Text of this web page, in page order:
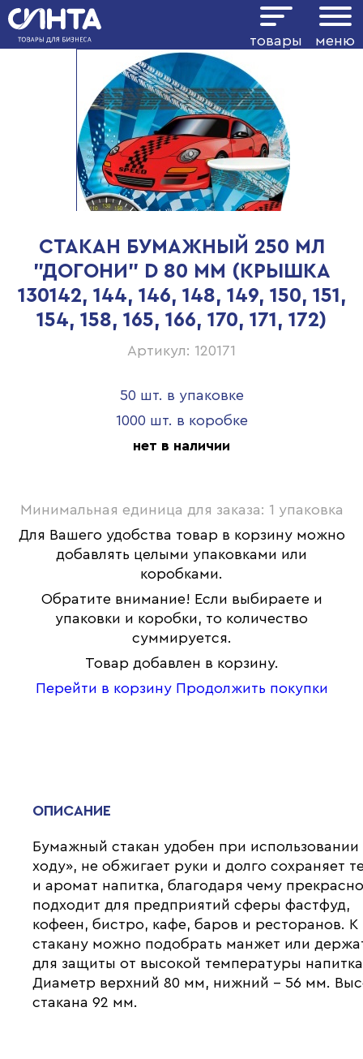
товары меню
СТАКАН БУМАЖНЫЙ 250 МЛ
"ДОГОНИ" D 80 ММ (КРЫШКА
130142, 144, 146, 148, 149, 150, 151,
154, 158, 165, 166, 170, 171, 172)
Артикул: 120171
50 шт. в упаковке
1000 шт. в коробке
нет в наличии
Минимальная единица для заказа: 1 упаковка
Для Вашего удобства товар в корзину можно
добавлять целыми упаковками или
коробками.
Обратите внимание! Если выбираете и
упаковки и коробки, то количество
суммируется.
Товар добавлен в корзину.
Перейти в корзину Продолжить покупки
ОПИСАНИЕ
Бумажный стакан удобен при использовании
ходу», не обжигает руки и долго сохраняет
и аромат напитка, благодаря чему
подходит для предприятий сферы фастфуд,
кофеен, бистро, кафе, баров и ресторанов. К
стакану можно подобрать манжет или
для защиты от высокой температуры
Диаметр верхний 80 мм, нижний - 56 мм.
стакана 92 мм.